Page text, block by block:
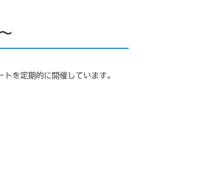
を定期的に開催しています。